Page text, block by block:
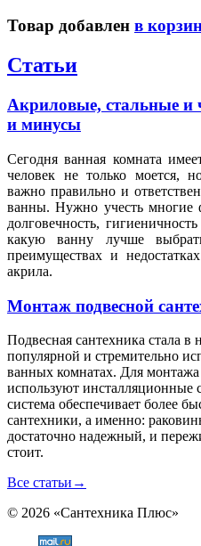
Товар добавлен в
Статьи
Акриловые, стальные
и минусы
Сегодня ванная комната
человек не только моется,
важно правильно и
ванны. Нужно учесть многие
долговечность,
какую ванну лучше
преимуществах и
акрила.
Монтаж подвесной
Подвесная сантехника стала в
популярной и стремительно
ванных комнатах. Для
используют инсталляционные
система обеспечивает более
сантехники, а именно:
достаточно надежный, и
стоит.
Все статьи →
© 2026 «Сантехника Плюс»